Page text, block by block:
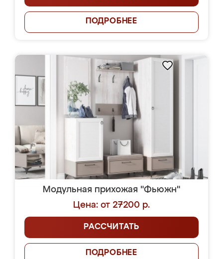
ПОДРОБНЕЕ
Модульная прихожая "Фьюжн"
Цена: от 27200 р.
РАССЧИТАТЬ
ПОДРОБНЕЕ